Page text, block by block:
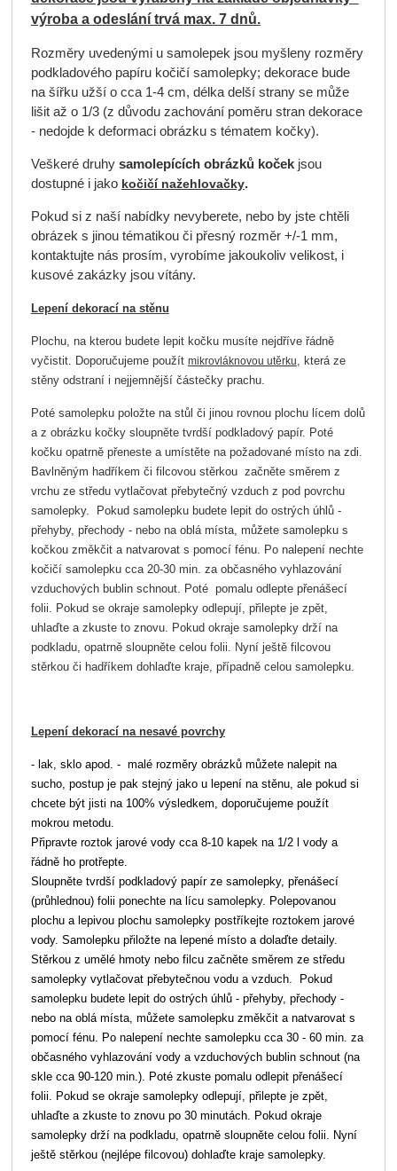
výroba a odeslání trvá max. 7 dnů.
Rozměry uvedenými u samolepek jsou myšleny rozměry
podkladového papíru kočičí samolepky; dekorace bude
na šířku užší o cca 1-4 cm, délka delší strany se může
lišit až o 1/3 (z důvodu zachování poměru stran dekorace
- nedojde k deformaci obrázku s tématem kočky).
Veškeré druhy samolepících obrázků kočekjsou
dostupné i jako kočičí nažehlovačky.
Pokud si z naší nabídky nevyberete, nebo by jste chtěli
obrázek s jinou tématikou či přesný rozměr +/-1 mm,
kontaktujte nás prosím, vyrobíme jakoukoliv velikost, i
kusové zakázky jsou vítány.
Lepení dekorací na stěnu
Plochu, na kterou budete lepit kočku musíte nejdříve řádně
vyčistit. Doporučujeme použít mikrovláknovou utěrku , která ze
stěny odstraní i nejjemnější částečky prachu.
Poté samolepku položte na stůl či jinou rovnou plochu lícem dolů
a z obrázku kočky sloupněte tvrdší podkladový papír. Poté
kočku opatrně přeneste a umístěte na požadované místo na zdi.
Bavlněným hadříkem či filcovou stěrkou začněte směrem z
vrchu ze středu vytlačovat přebytečný vzduch z pod povrchu
samolepky. Pokud samolepku budete lepit do ostrých úhlů -
přehyby, přechody - nebo na oblá místa, můžete samolepku s
kočkou změkčit a natvarovat s pomocí fénu. Po nalepení nechte
kočičí samolepku cca 20-30 min. za občasného vyhlazování
vzduchových bublin schnout. Poté pomalu odlepte přenášecí
folii. Pokud se okraje samolepky odlepují, přilepte je zpět,
uhlaďte a zkuste to znovu. Pokud okraje samolepky drží na
podkladu, opatrně sloupněte celou folii. Nyní ještě filcovou
stěrkou či hadříkem dohlaďte kraje, případně celou samolepku.
Lepení dekorací na nesavé povrchy
- lak, sklo apod. - malé rozměry obrázků můžete nalepit na
sucho, postup je pak stejný jako u lepení na stěnu, ale pokud si
chcete být jisti na 100% výsledkem, doporučujeme použít
mokrou metodu.
Připravte roztok jarové vody cca 8-10 kapek na 1/2 l vody a
řádně ho protřepte.
Sloupněte tvrdší podkladový papír ze samolepky, přenášecí
(průhlednou) folii ponechte na lícu samolepky. Polepovanou
plochu a lepivou plochu samolepky postříkejte roztokem jarové
vody. Samolepku přiložte na lepené místo a dolaďte detaily.
Stěrkou z umělé hmoty nebo filcu začněte směrem ze středu
samolepky vytlačovat přebytečnou vodu a vzduch. Pokud
samolepku budete lepit do ostrých úhlů - přehyby, přechody -
nebo na oblá místa, můžete samolepku změkčit a natvarovat s
pomocí fénu. Po nalepení nechte samolepku cca 30 - 60 min. za
občasného vyhlazování vody a vzduchových bublin schnout (na
skle cca 90-120 min.). Poté zkuste pomalu odlepit přenášecí
folii. Pokud se okraje samolepky odlepují, přilepte je zpět,
uhlaďte a zkuste to znovu po 30 minutách. Pokud okraje
samolepky drží na podkladu, opatrně sloupněte celou folii. Nyní
ještě stěrkou (nejlépe filcovou) dohlaďte kraje samolepky.